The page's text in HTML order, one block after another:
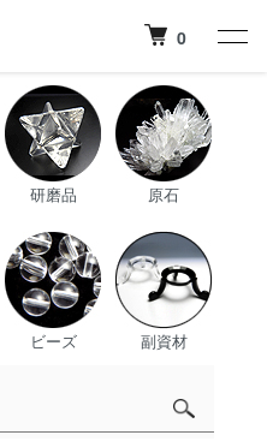
0
研磨品 原石
ビーズ 副資材